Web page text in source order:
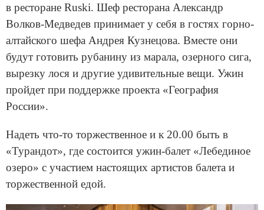
в ресторане Ruski. Шеф ресторана Александр
Волков-Медведев принимает у себя в гостях горно-
алтайского шефа Андрея Кузнецова. Вместе они
будут готовить рубанину из марала, озерного сига,
вырезку лося и другие удивительные вещи. Ужин
пройдет при поддержке проекта «География
России».
Надеть что-то торжественное и к 20.00 быть в
«Турандот», где состоится ужин-балет «Лебединое
озеро» с участием настоящих артистов балета и
торжественной едой.